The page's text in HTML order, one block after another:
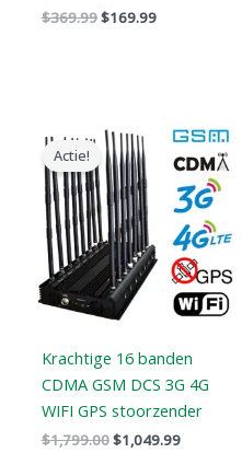
$369.99$169.99
Actie!
Krachtige 16 banden
CDMA GSM DCS 3G 4G
WIFI GPS stoorzender
$1,799.00
Oorspronkelijke
prijs
was:
$1,799.00.
$1,049.99
Huidige
prijs
is:
$1,049.99.